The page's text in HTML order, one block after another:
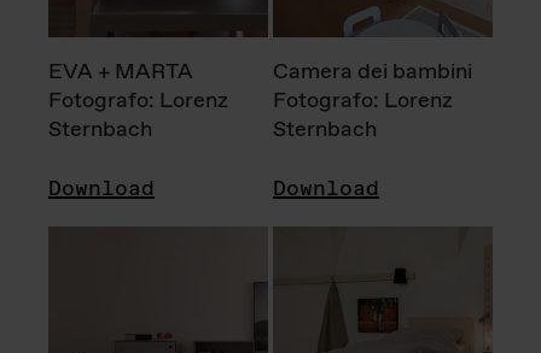
EVA + MARTA
Fotografo: Lorenz
Sternbach
Download
Camera dei bambini
Fotografo: Lorenz
Sternbach
Download